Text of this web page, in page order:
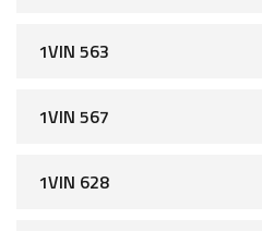
1VIN 563
1VIN 567
1VIN 628